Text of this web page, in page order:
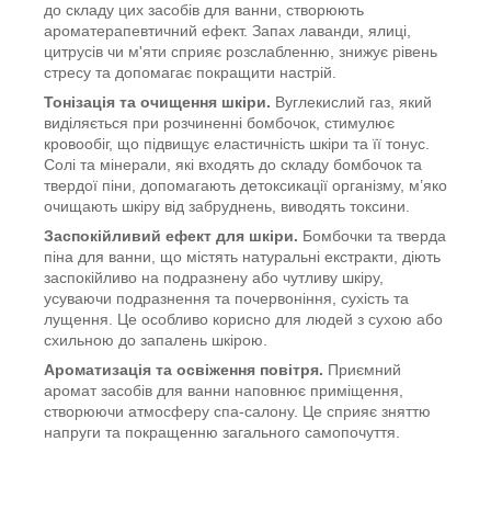
до складу цих засобів для ванни, створюють
ароматерапевтичний ефект. Запах лаванди, ялиці,
цитрусів чи м'яти сприяє розслабленню, знижує рівень
стресу та допомагає покращити настрій.
Тонізація та очищення шкіри. Вуглекислий газ, який
виділяється при розчиненні бомбочок, стимулює
кровообіг, що підвищує еластичність шкіри та її тонус.
Солі та мінерали, які входять до складу бомбочок та
твердої піни, допомагають детоксикації організму, м’яко
очищають шкіру від забруднень, виводять токсини.
Заспокійливий ефект для шкіри. Бомбочки та тверда
піна для ванни, що містять натуральні екстракти, діють
заспокійливо на подразнену або чутливу шкіру,
усуваючи подразнення та почервоніння, сухість та
лущення. Це особливо корисно для людей з сухою або
схильною до запалень шкірою.
Ароматизація та освіження повітря. Приємний
аромат засобів для ванни наповнює приміщення,
створюючи атмосферу спа-салону. Це сприяє зняттю
напруги та покращенню загального самопочуття.